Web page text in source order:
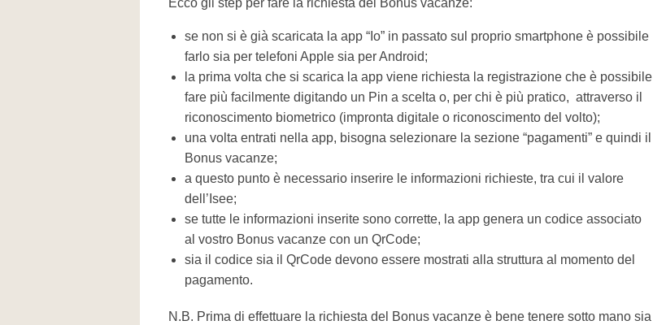
Ecco gli step per fare la richiesta del Bonus vacanze:
se non si è già scaricata la app “Io” in passato sul proprio smartphone è possibile
farlo sia per telefoni Apple sia per Android;
la prima volta che si scarica la app viene richiesta la registrazione che è possibile
fare più facilmente digitando un Pin a scelta o, per chi è più pratico, attraverso il
riconoscimento biometrico (impronta digitale o riconoscimento del volto);
una volta entrati nella app, bisogna selezionare la sezione “pagamenti” e quindi il
Bonus vacanze;
a questo punto è necessario inserire le informazioni richieste, tra cui il valore
dell’Isee;
se tutte le informazioni inserite sono corrette, la app genera un codice associato
al vostro Bonus vacanze con un QrCode;
sia il codice sia il QrCode devono essere mostrati alla struttura al momento del
pagamento.
N.B. Prima di effettuare la richiesta del Bonus vacanze è bene tenere sotto mano sia